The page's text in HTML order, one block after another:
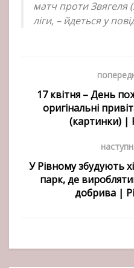
матч проти Звягеля
ліги, – йдеться у
17 квітня – День
оригінальні
(картинки) |
У Рівному збудують
парк, де
добрива |